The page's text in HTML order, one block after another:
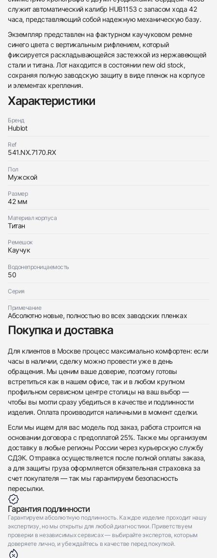
служит автоматический калибр HUB1153 с запасом хода 42
часа, представляющий собой надежную механическую базу.
Экземпляр представлен на фактурном каучуковом ремне
синего цвета с вертикальным рифлением, который
фиксируется раскладывающейся застежкой из нержавеющей
стали и титана. Лот находится в состоянии new old stock,
сохраняя полную заводскую защиту в виде пленок на корпусе
и элементах крепления.
Характеристики
Бренд
Hublot
Ref
541.NX.7170.RX
Пол
Мужской
Размер
42 мм
Материал корпуса
Титан
Ремешок
Каучук
Водонепроницаемость
50
Серия
Примечание
Абсолютно новые, полностью во всех заводских пленках
Покупка и доставка
Для клиентов в Москве процесс максимально комфортен: если
часы в наличии, сделку можно провести уже в день
обращения. Мы ценим ваше доверие, поэтому готовы
встретиться как в нашем офисе, так и в любом крупном
профильном сервисном центре столицы на ваш выбор —
чтобы вы могли сразу убедиться в качестве и подлинности
изделия. Оплата производится наличными в момент сделки.
Если мы ищем для вас модель под заказ, работа строится на
основании договора с предоплатой 25%. Также мы организуем
доставку в любые регионы России через курьерскую службу
СДЭК. Отправка осуществляется после полной оплаты заказа,
а для защиты груза оформляется обязательная страховка за
счет покупателя — так мы гарантируем безопасность
пересылки.
Гарантия подлинности
Гарантируем абсолютную подлинность. Каждое изделие проходит нашу
экспертизу, но мы открыты для любой диагностики. Приветствуем
проверки в независимых сервисах — выбирайте экспертов, которым
доверяете лично, и убеждайтесь в качестве перед покупкой.
Заказать эти часы
Оставьте ваши контактные данные и мы свяжемся
Hublot
Classic Fusion Chronograph Titanium Blue 42 mm
Трейд-ин часов
Оставьте ваши контактные данные и мы свяжемся
с вами
Hublot
Новые
$10,150